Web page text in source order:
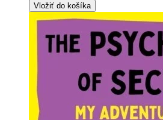
Vložiť do košíka